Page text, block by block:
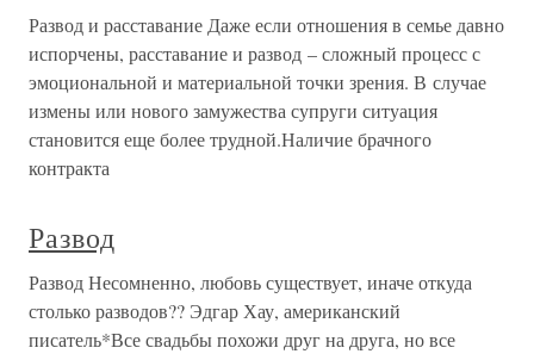
Развод и расставание Даже если отношения в семье давно
испорчены, расставание и развод – сложный процесс с
эмоциональной и материальной точки зрения. В случае
измены или нового замужества супруги ситуация
становится еще более трудной.Наличие брачного
контракта
Развод
Развод Несомненно, любовь существует, иначе откуда
столько разводов?? Эдгар Хау, американский
писатель*Все свадьбы похожи друг на друга, но все